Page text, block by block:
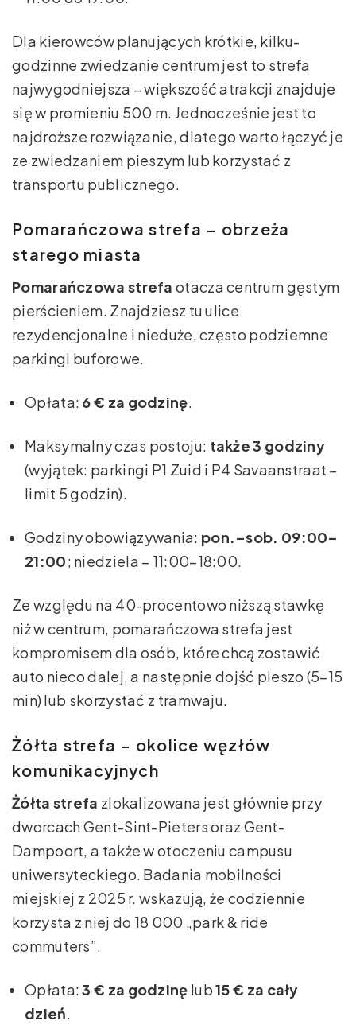
Dla kierowców planujących krótkie, kilku­
godzinne zwiedzanie centrum jest to strefa
najwygodniejsza – większość atrakcji znajduje
się w promieniu 500 m. Jednocześnie jest to
najdroższe rozwiązanie, dlatego warto łączyć je
ze zwiedzaniem pieszym lub korzystać z
transportu publicznego.
Pomarańczowa strefa – obrzeża
starego miasta
Pomarańczowa strefa otacza centrum gęstym
pierścieniem. Znajdziesz tu ulice
rezydencjonalne i nieduże, często podziemne
parkingi buforowe.
Opłata: 6 € za godzinę.
Maksymalny czas postoju: także 3 godziny
(wyjątek: parkingi P1 Zuid i P4 Savaanstraat –
limit 5 godzin).
Godziny obowiązywania: pon.–sob. 09:00–
21:00; niedziela – 11:00–18:00.
Ze względu na 40-procentowo niższą stawkę
niż w centrum, pomarańczowa strefa jest
kompromisem dla osób, które chcą zostawić
auto nieco dalej, a następnie dojść pieszo (5–15
min) lub skorzystać z tramwaju.
Żółta strefa – okolice węzłów
komunikacyjnych
Żółta strefa zlokalizowana jest głównie przy
dworcach Gent-Sint-Pieters oraz Gent-
Dampoort, a także w otoczeniu campusu
uniwersyteckiego. Badania mobilności
miejskiej z 2025 r. wskazują, że codziennie
korzysta z niej do 18 000 „park & ride
commuters”.
Opłata:3 € za godzinę lub15 € za cały
dzień.